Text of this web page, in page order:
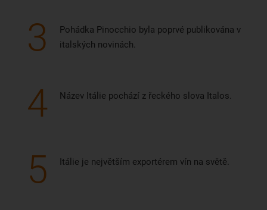
3
Pohádka Pinocchio byla poprvé publikována v
italských novinách.
4 Název Itálie pochází z řeckého slova Italos.
5 Itálie je největším exportérem vín na světě.